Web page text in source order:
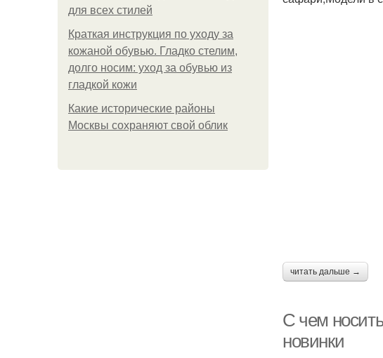
для всех стилей
Краткая инструкция по уходу за
кожаной обувью. Гладко стелим,
долго носим: уход за обувью из
гладкой кожи
Какие исторические районы
Москвы сохраняют свой облик
читать дальше →
С чем
новинки